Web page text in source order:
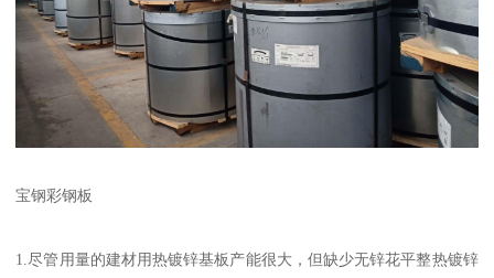
宝钢彩钢板
1.尽管用量的建材用热镀锌基板产能很大，但缺少无锌花平整热镀锌